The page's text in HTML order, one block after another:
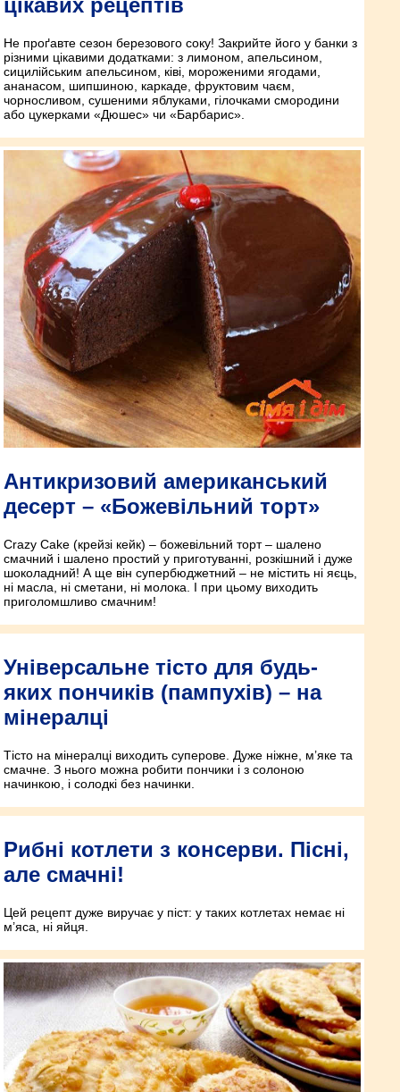
цікавих рецептів
Не проґавте сезон березового соку! Закрийте його у банки з
різними цікавими додатками: з лимоном, апельсином,
сицилійським апельсином, ківі, мороженими ягодами,
ананасом, шипшиною, каркаде, фруктовим чаєм,
чорносливом, сушеними яблуками, гілочками смородини
або цукерками «Дюшес» чи «Барбарис».
Антикризовий американський
десерт – «Божевільний торт»
Crazy Сake (крейзі кейк) – божевільний торт – шалено
смачний і шалено простий у приготуванні, розкішний і дуже
шоколадний! А ще він супербюджетний – не містить ні яєць,
ні масла, ні сметани, ні молока. І при цьому виходить
приголомшливо смачним!
Універсальне тісто для будь-
яких пончиків (пампухів) – на
мінералці
Тісто на мінералці виходить суперове. Дуже ніжне, м’яке та
смачне. З нього можна робити пончики і з солоною
начинкою, і солодкі без начинки.
Рибні котлети з консерви. Пісні,
але смачні!
Цей рецепт дуже виручає у піст: у таких котлетах немає ні
м’яса, ні яйця.